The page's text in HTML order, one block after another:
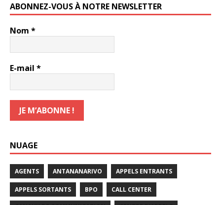
ABONNEZ-VOUS À NOTRE NEWSLETTER
Nom *
E-mail *
NUAGE
AGENTS ANTANANARIVO APPELS ENTRANTS
APPELS SORTANTS BPO CALL CENTER